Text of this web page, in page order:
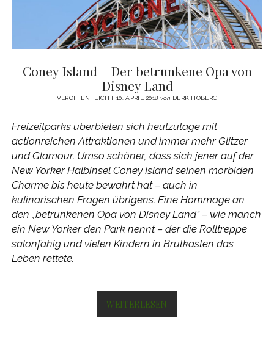
Coney Island – Der betrunkene Opa von
Disney Land
VERÖFFENTLICHT 10. APRIL 2018 von DERK HOBERG
Freizeitparks überbieten sich heutzutage mit
actionreichen Attraktionen und immer mehr Glitzer
und Glamour. Umso schöner, dass sich jener auf der
New Yorker Halbinsel Coney Island seinen morbiden
Charme bis heute bewahrt hat – auch in
kulinarischen Fragen übrigens. Eine Hommage an
den „betrunkenen Opa von Disney Land“ – wie manch
ein New Yorker den Park nennt – der die Rolltreppe
salonfähig und vielen Kindern in Brutkästen das
Leben rettete.
WEITERLESEN
ISLAND